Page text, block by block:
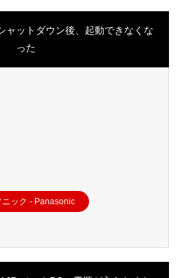
ャットダウン後、起動できなくな
った
ニック - Panasonic